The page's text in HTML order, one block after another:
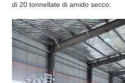
di 20 tonnellate di amido secco.